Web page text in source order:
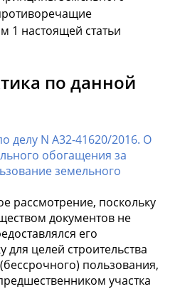
1 настоящей статьи
по данной
делу N А32-41620/2016. О
обогащения за
земельного
рассмотрение, поскольку
документов не
его
целей строительства
пользования,
участка